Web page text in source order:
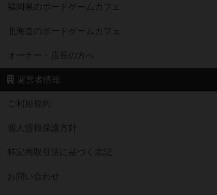
福岡県のボードゲームカフェ
北海道のボードゲームカフェ
オーナー・店長の方へ
運営者情報
ご利用規約
個人情報保護方針
特定商取引法に基づく表記
お問い合わせ